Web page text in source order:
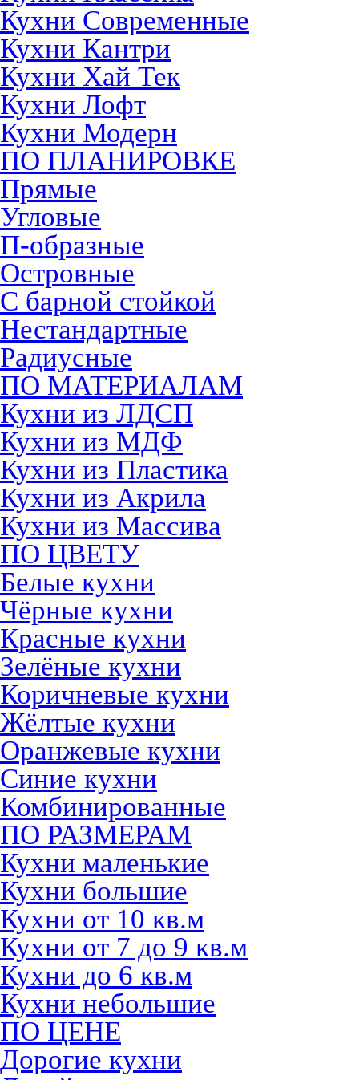
Кухни Современные
Кухни Кантри
Кухни Хай Тек
Кухни Лофт
Кухни Модерн
ПО ПЛАНИРОВКЕ
Прямые
Угловые
П-образные
Островные
С барной стойкой
Нестандартные
Радиусные
ПО МАТЕРИАЛАМ
Кухни из ЛДСП
Кухни из МДФ
Кухни из Пластика
Кухни из Акрила
Кухни из Массива
ПО ЦВЕТУ
Белые кухни
Чёрные кухни
Красные кухни
Зелёные кухни
Коричневые кухни
Жёлтые кухни
Оранжевые кухни
Синие кухни
Комбинированные
ПО РАЗМЕРАМ
Кухни маленькие
Кухни большие
Кухни от 10 кв.м
Кухни от 7 до 9 кв.м
Кухни до 6 кв.м
Кухни небольшие
ПО ЦЕНЕ
Дорогие кухни